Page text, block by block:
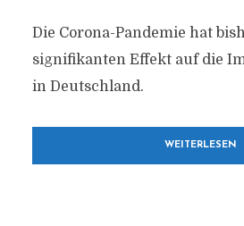
Die Corona-Pandemie hat
signifikanten Effekt auf die
in Deutschland.
WEITERLESEN